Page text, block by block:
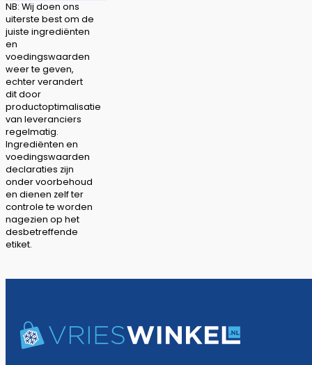
NB: Wij doen ons
uiterste best om de
juiste ingrediënten
en
voedingswaarden
weer te geven,
echter verandert
dit door
productoptimalisatie
van leveranciers
regelmatig.
Ingrediënten en
voedingswaarden
declaraties zijn
onder voorbehoud
en dienen zelf ter
controle te worden
nagezien op het
desbetreffende
etiket.